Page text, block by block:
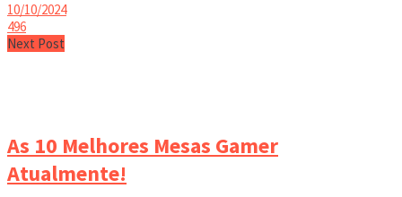
10/10/2024
496
Next Post
As 10 Melhores Mesas Gamer
Atualmente!